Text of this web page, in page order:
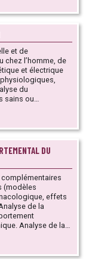
augmentée pour
et de
sains ou
et rédaction
DU
(modèles
effets
de la
de la
maigre) chez